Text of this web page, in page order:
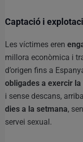
Captació i
Les víctimes eren
millora econòmica i
d’origen fins a
obligades a exercir
i sense descans,
dies a la setmana,
servei sexual.